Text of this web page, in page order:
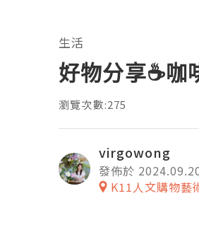
生活
好物分享☕️
瀏覽次數:275
virgowong
發佈於
K11人文購物藝